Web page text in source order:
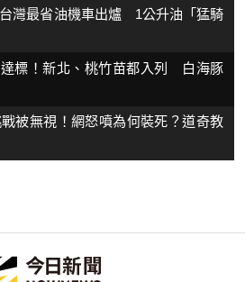
灣最省油機車出爐 1公升油「猛騎
標！新北、桃竹苗都入列 白海豚
被無視！網怒噴為何裝死？道奇教